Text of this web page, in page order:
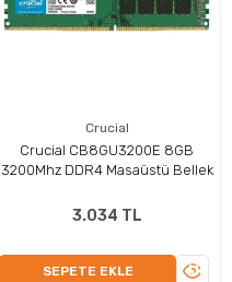
Crucial
Crucial CB8GU3200E 8GB
3200Mhz DDR4 Masaüstü Bellek
3.034 TL
SEPETE EKLE